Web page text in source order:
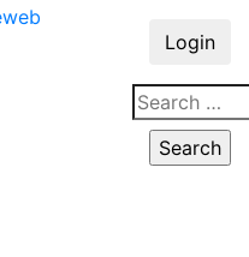
Login